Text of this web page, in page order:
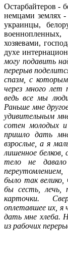
Остарбайтеров -
немцами землях
украинцы,
хозяевами,
духе
могу подавить
перерыв
спазм, с
через много
ведь все мы
Раньше мне
удивительным
сотен молодых
пришло дать
взрослые, а я
лишенное
тело не
было так велико,
бы сесть,
карточки.
оплетавшее их, я
дать мне хлеба.
из рабочих